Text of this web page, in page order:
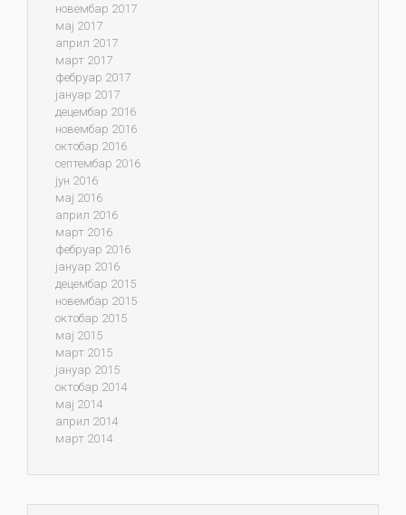
новембар 2017
мај 2017
април 2017
март 2017
фебруар 2017
јануар 2017
децембар 2016
новембар 2016
октобар 2016
септембар 2016
јун 2016
мај 2016
април 2016
март 2016
фебруар 2016
јануар 2016
децембар 2015
новембар 2015
октобар 2015
мај 2015
март 2015
јануар 2015
октобар 2014
мај 2014
април 2014
март 2014